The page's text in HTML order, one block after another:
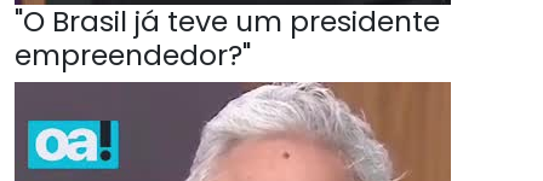
"O Brasil já teve um presidente
empreendedor?"